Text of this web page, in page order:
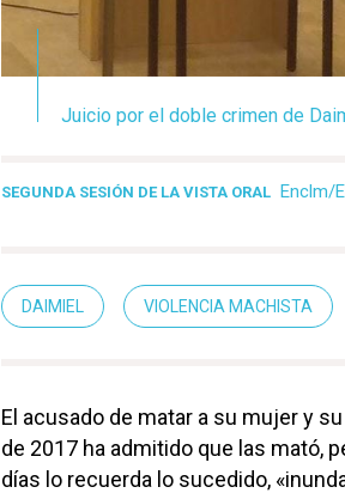
Juicio por el doble crimen de
SEGUNDA SESIÓN DE LA VISTA ORAL Enclm/
DAIMIEL VIOLENCIA MACHISTA
El acusado de matar a su mujer y
de 2017 ha admitido que las mató,
días lo recuerda lo sucedido,